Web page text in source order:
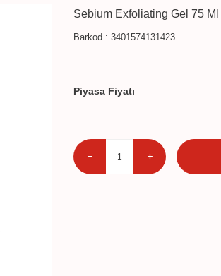
Sebium Exfoliating Gel 75 Ml
Barkod : 3401574131423
Piyasa Fiyatı